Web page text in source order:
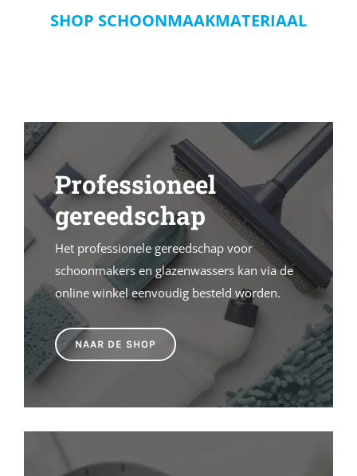
SHOP SCHOONMAAKMATERIAAL
Professioneel
gereedschap
Het professionele gereedschap voor
schoonmakers en glazenwassers kan via de
online winkel eenvoudig besteld worden.
NAAR DE SHOP